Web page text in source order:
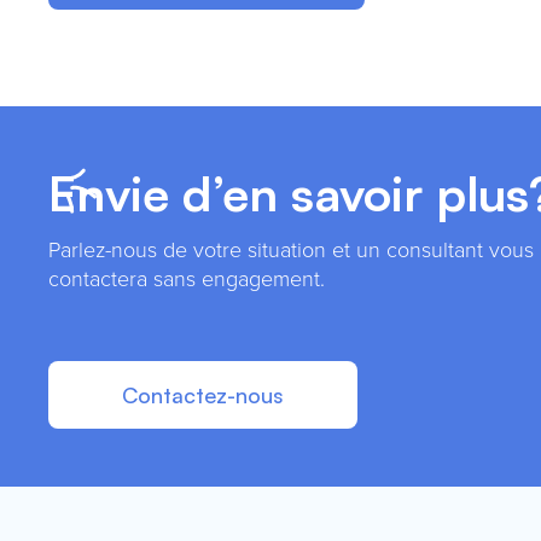
Envie d’en savoir
Parlez-nous de votre situation et un consultant vous
contactera sans engagement.
Contactez-nous